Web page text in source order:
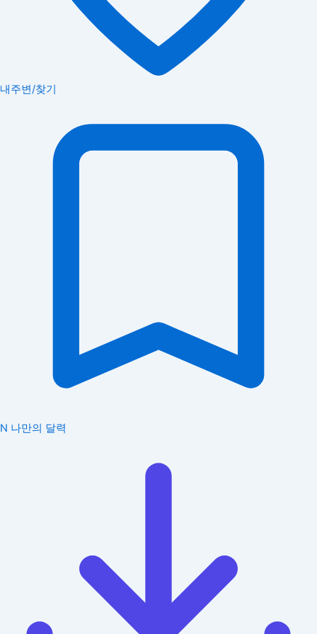
내주변/찾기
N 나만의 달력